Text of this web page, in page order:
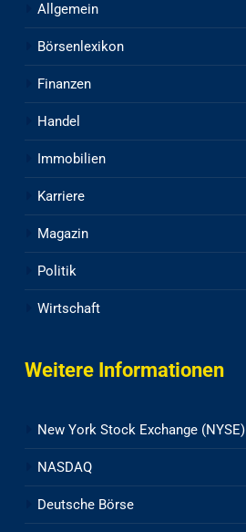
Allgemein
Börsenlexikon
Finanzen
Handel
Immobilien
Karriere
Magazin
Politik
Wirtschaft
Weitere Informationen
New York Stock Exchange (NYSE)
NASDAQ
Deutsche Börse